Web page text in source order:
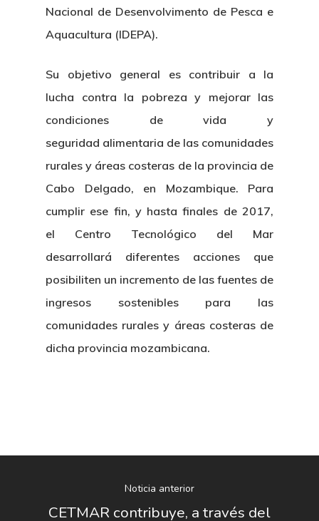
Nacional de Desenvolvimento de Pesca e
Aquacultura (IDEPA).
Su objetivo general es contribuir a la
lucha contra la pobreza y mejorar las
condiciones de vida y
seguridad alimentaria de las comunidades
rurales y áreas costeras de la provincia de
Cabo Delgado, en Mozambique. Para
cumplir ese fin, y hasta finales de 2017,
el Centro Tecnológico del Mar
desarrollará diferentes acciones que
posibiliten un incremento de las fuentes de
ingresos sostenibles para las
comunidades rurales y áreas costeras de
dicha provincia mozambicana.
Noticia anterior
CETMAR contribuye, a través del
Nosotros
Organización
Directorio De Personal
Patronato
Manual De Identidad
Corporativa
Logo CETMAR
Contacto
Novedades
Actualidad
Eventos
Proyectos
Publicaciones
Memoria
Boletín De Noticias
Contratación
Licitaciones
Gobierno